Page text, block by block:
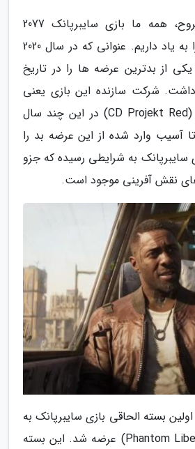
به گزارش اخبار مشروح، همه ما بازی سایبرپانک 2077
(Cyberpunk 2077) را به یاد داریم. عنوانی که در سال 2020
از بدترین عرضه ها را در تاریخ
شرکت سازنده این بازی یعنی
سی دی پراجکت رد (CD Projekt Red) در این چند سال
آسیب وارد شده از این عرضه بد را
سایبرپانک به شرایطی رسیده که جزو
نقش آفرینی موجود است.
بسته الحاقی بازی سایبرپانک به
نام فنتوم لیبرتی (Phantom Liberty) عرضه شد. این بسته